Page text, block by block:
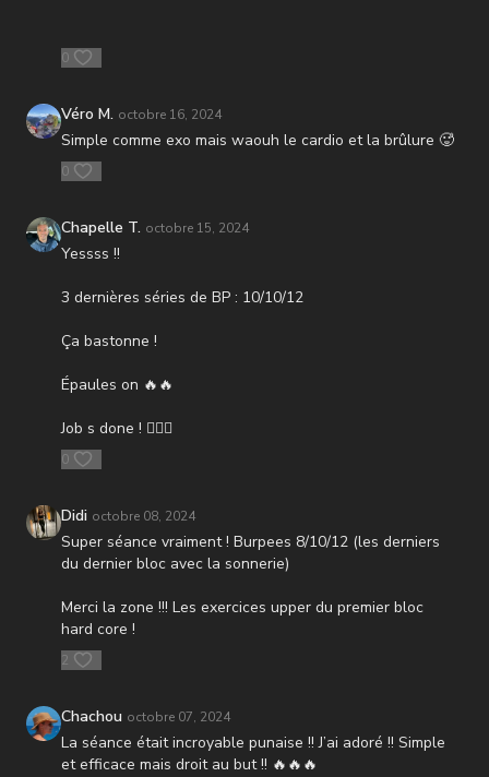
0
Véro M. octobre 16, 2024
Simple comme exo mais waouh le cardio et la brûlure 🥵
0
Chapelle T. octobre 15, 2024
Yessss !!
3 dernières séries de BP : 10/10/12
Ça bastonne !
Épaules on 🔥🔥
Job s done ! 👌🏻✅
0
Didi octobre 08, 2024
Super séance vraiment ! Burpees 8/10/12 (les derniers
du dernier bloc avec la sonnerie)
Merci la zone !!! Les exercices upper du premier bloc
hard core !
2
Chachou octobre 07, 2024
La séance était incroyable punaise !! J’ai adoré !! Simple
et efficace mais droit au but !! 🔥🔥🔥